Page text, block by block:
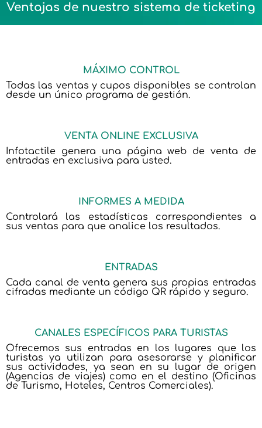
Ventajas de nuestro sistema de ticketing
MÁXIMO CONTROL
Todas las ventas y cupos disponibles se controlan
desde un único programa de gestión.
VENTA ONLINE EXCLUSIVA
Infotactile genera una página web de venta de
entradas en exclusiva para usted.
INFORMES A MEDIDA
Controlará las estadísticas correspondientes a
sus ventas para que analice los resultados.
ENTRADAS
Cada canal de venta genera sus propias entradas
cifradas mediante un código QR rápido y seguro.
CANALES ESPECÍFICOS PARA TURISTAS
Ofrecemos sus entradas en los lugares que los
turistas ya utilizan para asesorarse y planificar
sus actividades, ya sean en su lugar de origen
(Agencias de viajes) como en el destino (Oficinas
de Turismo, Hoteles, Centros Comerciales).